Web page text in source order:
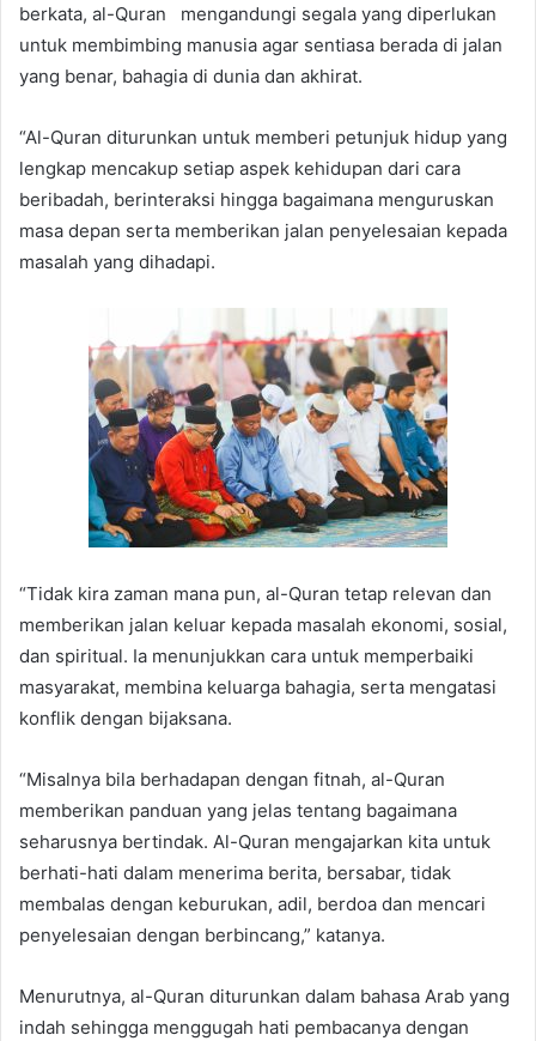
berkata, al-Quran mengandungi segala yang diperlukan
untuk membimbing manusia agar sentiasa berada di jalan
yang benar, bahagia di dunia dan akhirat.
“Al-Quran diturunkan untuk memberi petunjuk hidup yang
lengkap mencakup setiap aspek kehidupan dari cara
beribadah, berinteraksi hingga bagaimana menguruskan
masa depan serta memberikan jalan penyelesaian kepada
masalah yang dihadapi.
“Tidak kira zaman mana pun, al-Quran tetap relevan dan
memberikan jalan keluar kepada masalah ekonomi, sosial,
dan spiritual. Ia menunjukkan cara untuk memperbaiki
masyarakat, membina keluarga bahagia, serta mengatasi
konflik dengan bijaksana.
“Misalnya bila berhadapan dengan fitnah, al-Quran
memberikan panduan yang jelas tentang bagaimana
seharusnya bertindak. Al-Quran mengajarkan kita untuk
berhati-hati dalam menerima berita, bersabar, tidak
membalas dengan keburukan, adil, berdoa dan mencari
penyelesaian dengan berbincang,” katanya.
Menurutnya, al-Quran diturunkan dalam bahasa Arab yang
indah sehingga menggugah hati pembacanya dengan